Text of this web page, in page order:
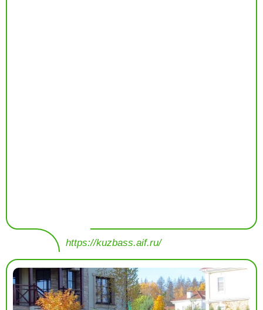
https://kuzbass.aif.ru/